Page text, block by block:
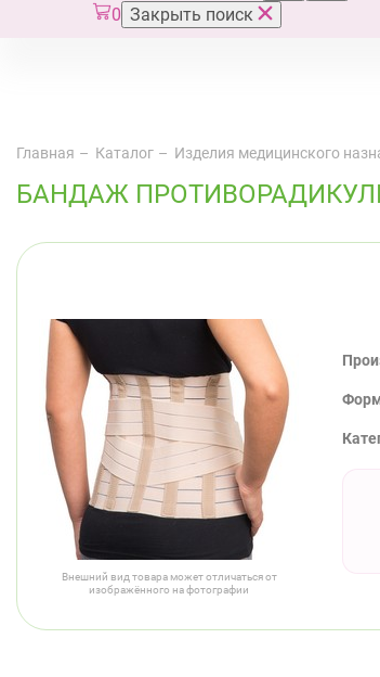
0 Закрыть поиск
Главная Каталог Изделия медицинского
БАНДАЖ
Внешний вид товара может отличаться от
изображённого на фотографии